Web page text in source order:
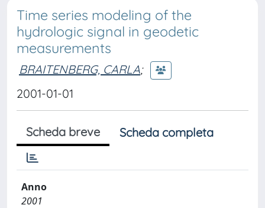
Time series modeling of the
hydrologic signal in geodetic
measurements
BRAITENBERG, CARLA;
2001-01-01
Scheda breve Scheda completa
Anno
2001